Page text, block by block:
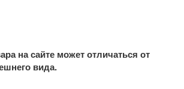
на сайте может отличаться от
вида.